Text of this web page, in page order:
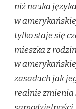
niż nauka
w
tylko staje się
mieszka z
w
zasadach jak
realnie zmienia